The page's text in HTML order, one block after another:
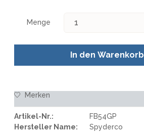
Menge
In den Warenkorb
Merken
Artikel-Nr.:
FB54GP
Hersteller Name:
Spyderco